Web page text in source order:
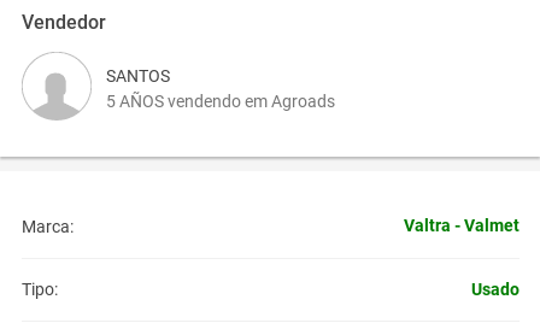
Vendedor
SANTOS
5 AÑOS vendendo em Agroads
Marca: Valtra - Valmet
Tipo: Usado